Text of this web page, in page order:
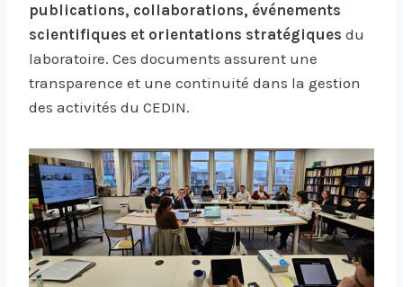
publications, collaborations, événements
scientifiques et orientations stratégiques du
laboratoire. Ces documents assurent une
transparence et une continuité dans la gestion
des activités du CEDIN.